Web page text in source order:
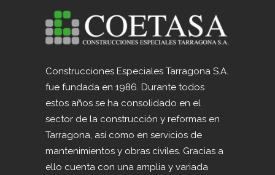
Construcciones Especiales Tarragona S.A.
fue fundada en 1986. Durante todos
estos años se ha consolidado en el
sector de la construcción y reformas en
Tarragona, así como en servicios de
mantenimientos y obras civiles. Gracias a
ello cuenta con una amplia y variada